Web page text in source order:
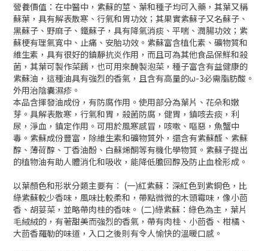
營養價值：在中醫中，紫蘇的莖、葉和種子均可入藥，其葉又稱
蘇葉，具有解表散寒、行氣和胃功效；其果實紫蘇子又名蘇子、
黑蘇子、野麻子、鐵蘇子，具有降氣消痰、平喘、潤腸功效；紫
蘇梗有理氣寬中、止痛、安胎功效。紫蘇富含植化素、礦物質和
維生素，具有很好的鎮靜抗炎作用，而且可為其他食品保鮮和殺
菌，其葉可製作菜餚，也可用來醃製泡菜，種子富含有益健康的
紫蘇油，這種油具有強烈的香氣，且含有高量的ω-3必需脂肪酸。
外用治陰囊濕疹。
本品含揮發油成份，有防腐作用。使用部分為葉片、花朵和嫩
芽。具解表散寒，行氣和胃，殺菌防腐，健胃，鎮咳去痰，利
尿，淨血，鎮定作用。可用於風寒感冒，咳嗽、嘔惡，魚蟹中
毒。紫蘇成份豐富，除維生素和礦物質外，還含有紫蘇醛、紫蘇
醇、薄荷醇、丁香油酚、白蘇烯酮等有機化學物質。紫蘇子提出
的植物油有助人體消化和吸收，能降低膽回醇及防止血栓形成。
以葉顏色和形狀分類主要有︰ (一)紅紫蘇：深紅色到紫銅色，比
綠紫蘇較少香味，風味比較柔和，帶點微微的木頭霉味，像小茴
香、胡荽菜，並略帶肉桂的香味。 (二)綠紫蘇：綠色為主，葉片
毛絨絨的，有著甜美而強烈的香氣，帶有肉桂、小茴香、柑橘、
大茴香羅勒的味道，入口之後則有令人愉快的溫暖口感。